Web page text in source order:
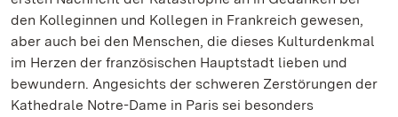
den Kolleginnen und Kollegen in Frankreich gewesen,
aber auch bei den Menschen, die dieses Kulturdenkmal
im Herzen der französischen Hauptstadt lieben und
bewundern. Angesichts der schweren Zerstörungen der
Kathedrale Notre-Dame in Paris sei besonders